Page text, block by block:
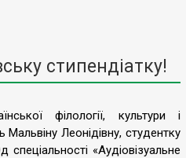
стипендіатку!
філології, культури і
Леонідівну, студентку
«Аудіовізуальне